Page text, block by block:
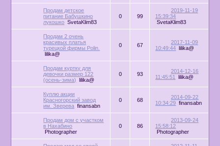
Продам детское
питание Бабушкино
лукошко SvetaKlim83
0 99
2019-11-19
15:39:34
SvetaKlim83
Продам 2 очень
красивых платья
турецкой фирмы Polin.
lilika@
0 67
2017-11-09
10:49:44
lilika@
Продам куртку для
девочки размер 122
(осень-зима)
lilika@
0 93
2014-12-16
11:45:51
lilika@
Куплю акции
Красногорский завод
им. Зверева finansabn
0 68
2014-09-22
10:34:29 finansabn
Продам дом с участком
в Нахабино
Photographer
0 86
2013-09-24
15:58:12
Photographer